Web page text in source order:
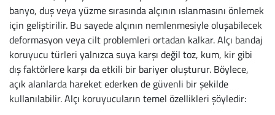
Melissa
Ilse Jacobsen
Kifidis
Aqua
Spor Ayakkabı
Okul Ayakkabısı
Bot
Yağmur Çizmesi
Home
Konfor & Teknoloji
Gore-Tex
Büyük Beden
Gondola
Life
Capri
Hasta Bakım
İnkontinans
Sıcak & Soğuk
Yara Tedavi
Pedag
Pinoso
Primigi
Salamander
banyo, duş veya yüzme sırasında alçının ıslanmasını önlemek
için geliştirilir. Bu sayede alçının nemlenmesiyle oluşabilecek
deformasyon veya cilt problemleri ortadan kalkar. Alçı bandaj
koruyucu türleri yalnızca suya karşı değil toz, kum, kir gibi
dış faktörlere karşı da etkili bir bariyer oluşturur. Böylece,
açık alanlarda hareket ederken de güvenli bir şekilde
kullanılabilir. Alçı koruyucuların temel özellikleri şöyledir: